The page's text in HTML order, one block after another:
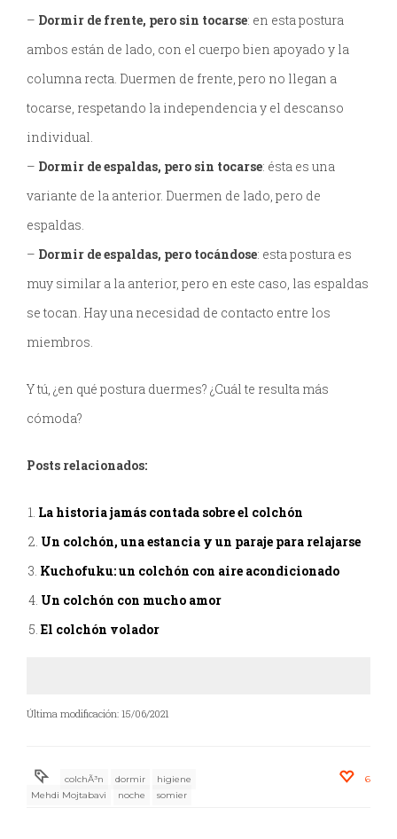
– Dormir de frente, pero sin tocarse: en esta postura
ambos están de lado, con el cuerpo bien apoyado y la
columna recta. Duermen de frente, pero no llegan a
tocarse, respetando la independencia y el descanso
individual.
– Dormir de espaldas, pero sin tocarse: ésta es una
variante de la anterior. Duermen de lado, pero de
espaldas.
– Dormir de espaldas, pero tocándose: esta postura es
muy similar a la anterior, pero en este caso, las espaldas
se tocan. Hay una necesidad de contacto entre los
miembros.
Y tú, ¿en qué postura duermes? ¿Cuál te resulta más
cómoda?
Posts relacionados:
La historia jamás contada sobre el colchón
Un colchón, una estancia y un paraje para relajarse
Kuchofuku: un colchón con aire acondicionado
Un colchón con mucho amor
El colchón volador
Última modificación: 15/06/2021
colchÃ³n dormir
higiene
Mehdi Mojtabavi
noche somier
6